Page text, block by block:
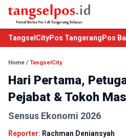
TangselCityPos Tangerang Pos
Home / TangselCity
Hari Pertama,
Pejabat & Tokoh
Sensus Ekonomi 2026
Reporter: Rachman Deniansyah